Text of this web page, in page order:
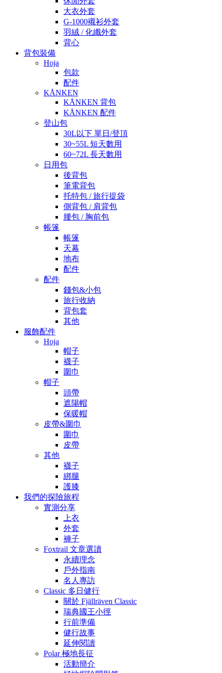
大衣外套
G-1000襯衫外套
羽絨 / 化纖外套
背心
背包裝備
Hoja
包款
配件
KÅNKEN
KÅNKEN 背包
KÅNKEN 配件
登山包
30L以下 單日/登頂
30~55L 短天數用
60~72L 長天數用
日用包
後背包
筆電背包
托特包 / 旅行提袋
側背包 / 肩背包
腰包 / 胸前包
帳篷
帳篷
天幕
地布
配件
配件
錢包&小包
旅行收納
背包套
其他
服飾配件
Hoja
帽子
襪子
圍巾
帽子
頭帶
遮陽帽
保暖帽
皮帶&圍巾
圍巾
皮帶
其他
襪子
綁腿
護膝
我們的探險旅程
實測分享
上衣
外套
褲子
Foxtrail 文章選讀
永續理念
戶外指南
名人專訪
Classic 多日健行
關於 Fjällräven Classic
瑞典國王小徑
行前準備
健行故事
延伸閱讀
Polar 極地長征
活動簡介